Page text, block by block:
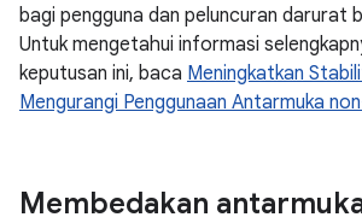
bagi pengguna dan peluncuran darurat
Untuk mengetahui informasi
keputusan ini, baca Meningkatkan
Mengurangi Penggunaan Antarmuka
Membedakan